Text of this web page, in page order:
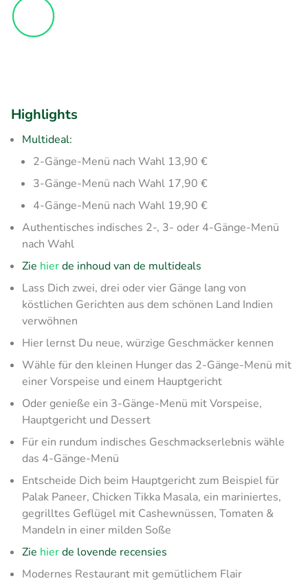
Highlights
Multideal:
2-Gänge-Menü nach Wahl​ 13,90 €
3-Gänge-Menü nach Wahl​ 17,90 €
4-Gänge-Menü nach Wahl​ 19,90 €
Authentisches indisches 2-, 3- oder 4-Gänge-Menü
nach Wahl
Zie hierde inhoud van de multideals
Lass Dich zwei, drei oder vier Gänge lang von
köstlichen Gerichten aus dem schönen Land Indien
verwöhnen
Hier lernst Du neue, würzige Geschmäcker kennen
Wähle für den kleinen Hunger das 2-Gänge-Menü mit
einer Vorspeise und einem Hauptgericht
Oder genieße ein 3-Gänge-Menü mit Vorspeise,
Hauptgericht und Dessert
Für ein rundum indisches Geschmackserlebnis wähle
das 4-Gänge-Menü
Entscheide Dich beim Hauptgericht zum Beispiel für
Palak Paneer, Chicken Tikka Masala, ein mariniertes,
gegrilltes Geflügel mit Cashewnüssen, Tomaten &
Mandeln in einer milden Soße
Zie hierde lovende recensies
Modernes Restaurant mit gemütlichem Flair